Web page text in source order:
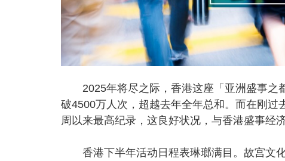
2025年将尽之际，香港这座「亚洲盛事之
破4500万人次，超越去年全年总和。而在刚
周以来最高纪录，这良好状况，与香港盛事经
香港下半年活动日程表琳瑯满目。故宫文